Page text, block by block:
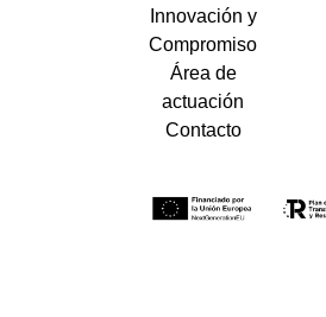
Innovación y
Compromiso
Área de
actuación
Contacto